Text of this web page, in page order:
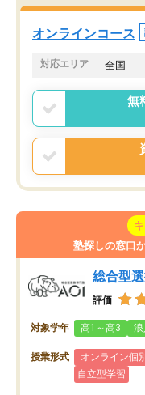
る勉強」から「目標
意識が変わったことが
オンラインコース
対応エリア 全国
無
塾探しの窓口
総合型
評価
対象学年 高1～高3 浪
授業形式 オンライン個
自立型学習